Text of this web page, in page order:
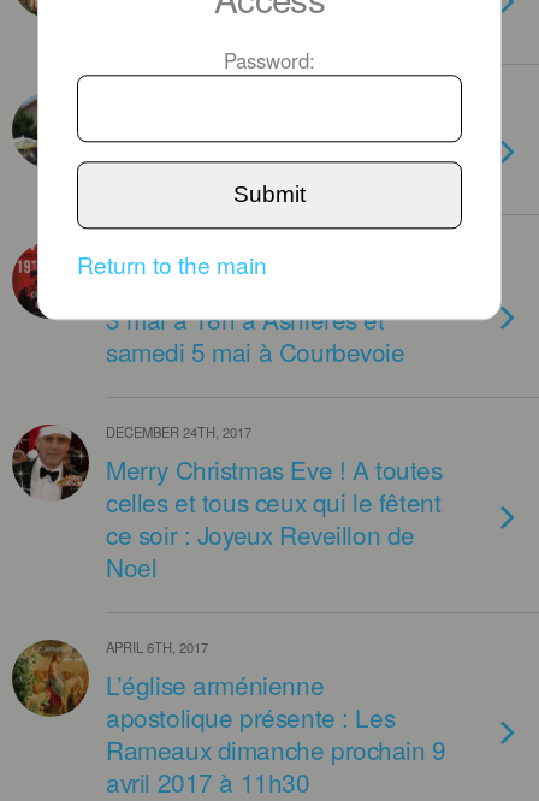
apostolique
A Nice , l’église Sainte Marie
communique
Génocide des Arméniens, jeudi
3 mai à 18h à Asnières et
samedi 5 mai à Courbevoie
DECEMBER 24TH, 2017
Merry Christmas Eve ! A toutes
celles et tous ceux qui le fêtent
ce soir : Joyeux Reveillon de
Noel
APRIL 6TH, 2017
L’église arménienne
apostolique présente : Les
Rameaux dimanche prochain 9
avril 2017 à 11h30
Password:
Submit
Return to the main